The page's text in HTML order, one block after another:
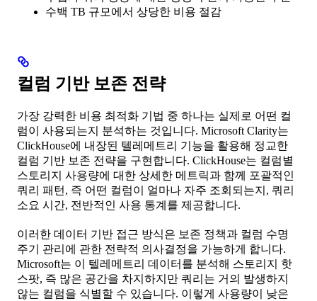
수백 TB 규모에서 상당한 비용 절감
컬럼 기반 보존 전략
가장 강력한 비용 최적화 기법 중 하나는 실제로 어떤 컬
럼이 사용되는지 분석하는 것입니다. Microsoft Clarity는
ClickHouse에 내장된 텔레메트리 기능을 활용해 정교한
컬럼 기반 보존 전략을 구현합니다. ClickHouse는 컬럼별
스토리지 사용량에 대한 상세한 메트릭과 함께 포괄적인
쿼리 패턴, 즉 어떤 컬럼이 얼마나 자주 조회되는지, 쿼리
소요 시간, 전반적인 사용 통계를 제공합니다.
이러한 데이터 기반 접근 방식은 보존 정책과 컬럼 수명
주기 관리에 관한 전략적 의사결정을 가능하게 합니다.
Microsoft는 이 텔레메트리 데이터를 분석해 스토리지 핫
스팟, 즉 많은 공간을 차지하지만 쿼리는 거의 발생하지
않는 컬럼을 식별할 수 있습니다. 이렇게 사용량이 낮은